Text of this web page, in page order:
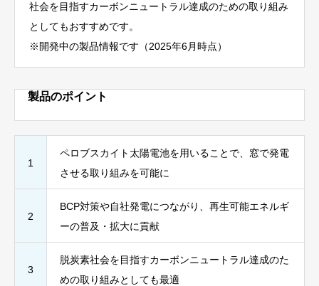
社会を目指すカーボンニュートラル達成のための取り組み
としてもおすすめです。
※開発中の製品情報です（2025年6月時点）
製品のポイント
1
ペロブスカイト太陽電池を用いることで、窓で発電
させる取り組みを可能に
2
BCP対策や自社発電につながり、再生可能エネルギ
ーの普及・拡大に貢献
3
脱炭素社会を目指すカーボンニュートラル達成のた
めの取り組みとしても最適